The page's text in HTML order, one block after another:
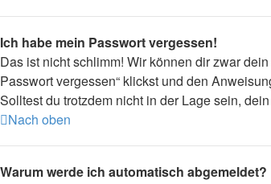
Ich habe mein Passwort vergessen!
Das ist nicht schlimm! Wir können dir zwar
Passwort vergessen“ klickst und den
Solltest du trotzdem nicht in der Lage sein,
Nach oben
Warum werde ich automatisch abgemeldet?